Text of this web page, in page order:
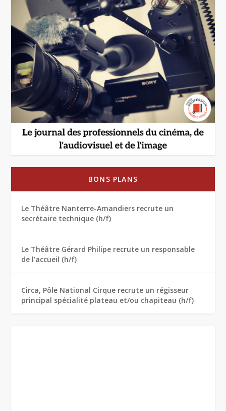
BONS PLANS
Le Théâtre Nanterre-Amandiers recrute un
secrétaire technique (h/f)
Le Théâtre Gérard Philipe recrute un responsable
de l’accueil (h/f)
Circa, Pôle National Cirque recrute un régisseur
principal spécialité plateau et/ou chapiteau (h/f)